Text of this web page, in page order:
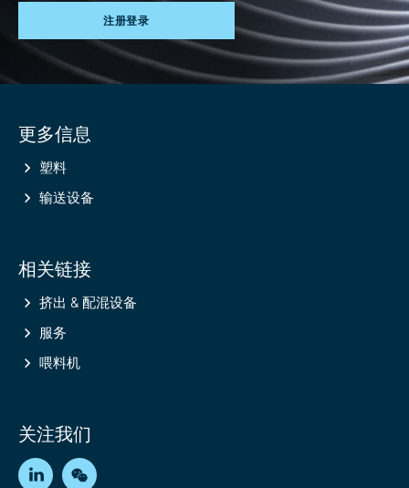
注册登录
information
更多信息
塑料
输送设备
相关链接
挤出 & 配混设备
服务
喂料机
关注我们
LinkedIn